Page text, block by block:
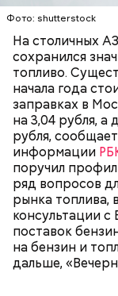
Фото: shutterstock
На столичных
сохранился
топливо.
начала года
заправках в
на 3,04 рубля, а
рубля, сообщает
информации
поручил
ряд вопросов
рынка топлива,
консультации с
поставок
на бензин и
дальше,
Для обычных
будут
составит 0,3